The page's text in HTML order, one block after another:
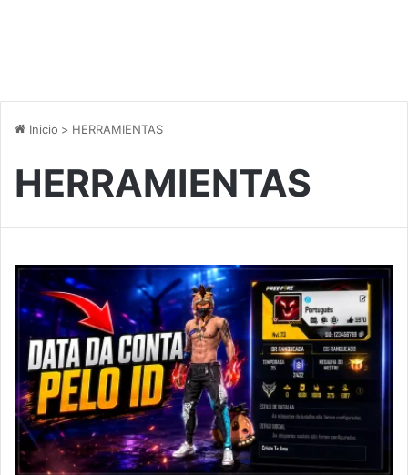
Inicio > HERRAMIENTAS
HERRAMIENTAS